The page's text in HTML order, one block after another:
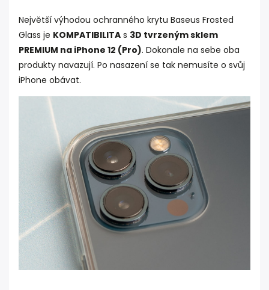
Největší výhodou ochranného krytu Baseus Frosted
Glass je KOMPATIBILITA s 3D tvrzeným sklem
PREMIUM na iPhone 12 (Pro). Dokonale na sebe oba
produkty navazují. Po nasazení se tak nemusíte o svůj
iPhone obávat.